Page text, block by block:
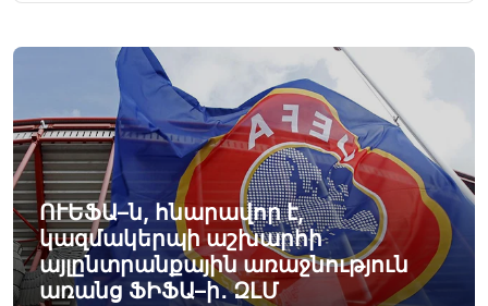
ՈՒԵՖԱ–ն, հնարավոր է,
կազմակերպի աշխարհի
այլընտրանքային առաջնություն
առանց ՖԻՖԱ–ի․ ԶԼՄ